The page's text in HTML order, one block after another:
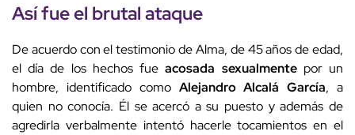
Así fue el brutal ataque
De acuerdo con el testimonio de Alma, de 45 años de edad,
el día de los hechos fueacosada sexualmentepor un
hombre, identificado como Alejandro Alcalá García, a
quien no conocía. Él se acercó a su puesto y además de
agredirla verbalmente intentó hacerle tocamientos en el